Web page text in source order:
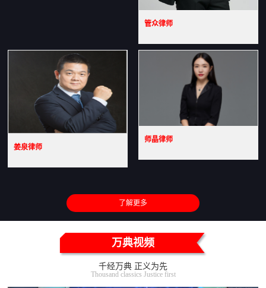
管众律师
姜泉律师
师晶律师
了解更多
万典视频
千经万典 正义为先
Thousand classics Justice first